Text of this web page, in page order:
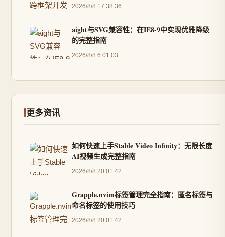
2026/8/8 17:38:36
aight与SVG兼容性：在IE8-9中实现优雅降级
的完整指南
2026/8/8 6:01:03
更多资讯
如何快速上手Stable Video Infinity：无限长度
AI视频生成完整指南
2026/8/8 20:01:42
Grapple.nvim标签管理完全指南：匿名标签与
命名标签的使用技巧
2026/8/8 20:01:42